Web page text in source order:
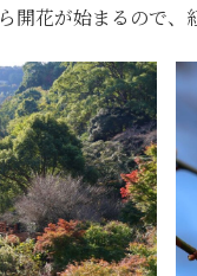
開花が始まるので、